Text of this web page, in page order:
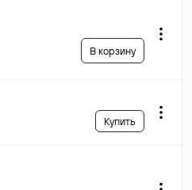
В корзину
Купить